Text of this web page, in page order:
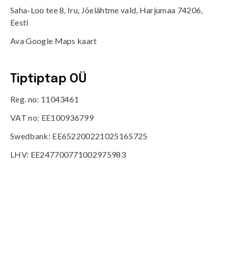
Saha-Loo tee 8, Iru, Jõelähtme vald, Harjumaa 74206,
Eesti
Ava Google Maps kaart
Tiptiptap OÜ
Reg. no: 11043461
VAT no: EE100936799
Swedbank: EE652200221025165725
LHV: EE247700771002975983